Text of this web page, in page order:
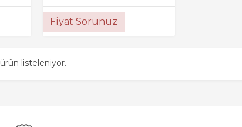
Fiyat Sorunuz
ürün listeleniyor.